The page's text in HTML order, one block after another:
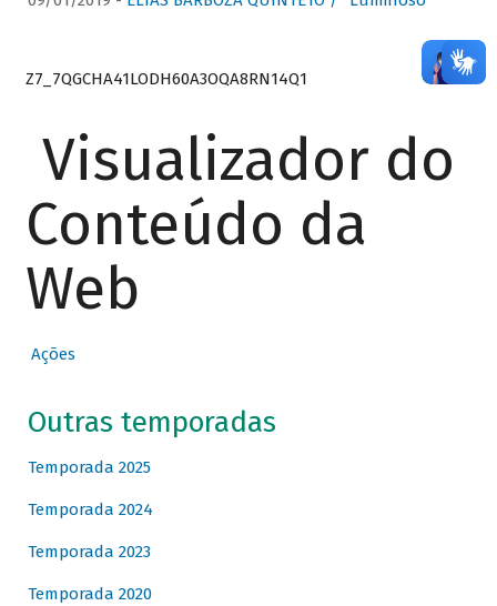
Z7_7QGCHA41LODH60A3OQA8RN14Q1
Visualizador do
Conteúdo da
Web
Ações
Outras temporadas
Temporada 2025
Temporada 2024
Temporada 2023
Temporada 2020